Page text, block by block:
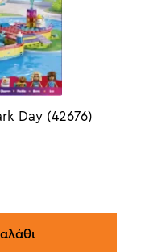
Day (42676)